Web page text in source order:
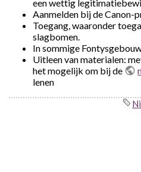
een wettig
Aanmelden bij de Canon-
Toegang, waaronder
slagbomen.
In sommige
Uitleen van materialen:
het mogelijk om bij de
lenen